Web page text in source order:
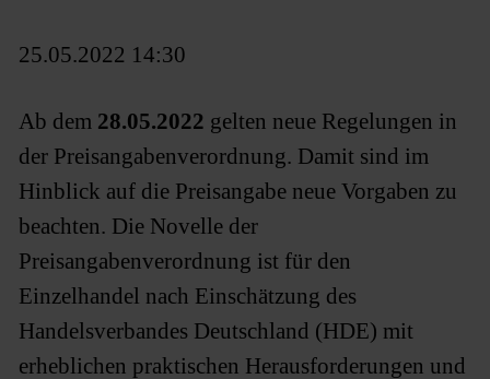
25.05.2022 14:30
Ab dem 28.05.2022 gelten neue Regelungen in
der Preisangabenverordnung. Damit sind im
Hinblick auf die Preisangabe neue Vorgaben zu
beachten. Die Novelle der
Preisangabenverordnung ist für den
Einzelhandel nach Einschätzung des
Handelsverbandes Deutschland (HDE) mit
erheblichen praktischen Herausforderungen und